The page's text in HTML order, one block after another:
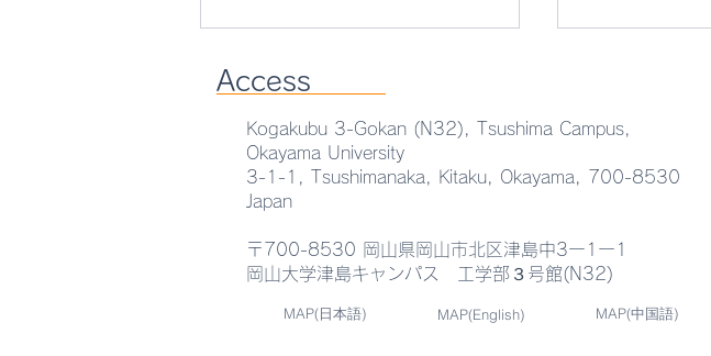
AEMT Lab.セミナーを実施し
磁気ナノ粒子
果が
Access
Kogakubu 3-Gokan (N32), Tsushima Campus,
Okayama University
3-1-1, Tsushimanaka, Kitaku, Okayama, 700-8530
Japan
〒700-8530 岡山県岡山市北区津島中3ー1ー1
岡山大学津島キャンパス 工学部３号館(N32)
MAP(日本語) MAP(English) MAP(中国語)